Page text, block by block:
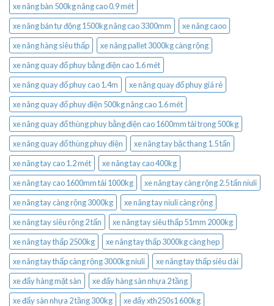
xe nâng bàn 500kg nâng cao 0.9 mét
xe nâng bán tự động 1500kg nâng cao 3300mm
xe nâng caoo
xe nâng hàng siêu thấp
xe nâng pallet 3000kg càng rộng
xe nâng quay đổ phuy bằng điện cao 1.6 mét
xe nâng quay đổ phuy cao 1.4m
xe nâng quay đổ phuy giá rẻ
xe nâng quay đổ phuy điện 500kg nâng cao 1.6 mét
xe nâng quay đổ thùng phuy bằng điện cao 1600mm tải trọng 500kg
xe nâng quay đổ thùng phuy điện
xe nâng tay bậc thang 1.5 tấn
xe nâng tay cao 1.2 mét
xe nâng tay cao 400kg
xe nâng tay cao 1600mm tải 1000kg
xe nâng tay càng rộng 2.5 tấn niuli
xe nâng tay càng rộng 3000kg
xe nâng tay niuli càng rộng
xe nâng tay siêu rộng 2 tấn
xe nâng tay siêu thấp 51mm 2000kg
xe nâng tay thấp 2500kg
xe nâng tay thấp 3000kg càng hẹp
xe nâng tay thấp càng rộng 3000kg niuli
xe nâng tay thấp siêu dài
xe đẩy hàng mặt sàn
xe đẩy hàng sàn nhựa 2 tầng
xe đẩy sàn nhựa 2 tầng 300kg
xe đẩy xth250s1 600kg